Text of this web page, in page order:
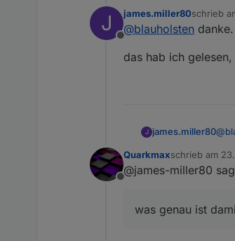
Hallo,
J
Offline
james.miller80schrieb
zuletzt
@blauholsten danke.
das hab ich
J james.miller80@
das
Offline
Quarkmaxschrieb am
zuletzt editiert
@james-miller80
was genau ist